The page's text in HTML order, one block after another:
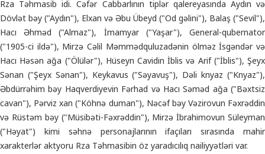
Rza Təhmasib idi. Cəfər Cabbarlının tiplər qalereyasında Aydın və
Dövlət bəy ("Aydın"), Elxan və Əbu Übeyd ("Od gəlini"), Balaş ("Sevil"),
Hacı Əhməd ("Almaz"), İmamyar ("Yaşar"), General-qubernator
("1905-ci ildə"), Mirzə Cəlil Məmmədquluzadənin ölməz İsgəndər və
Hacı Həsən ağa ("Ölülər"), Hüseyn Cavidin İblis və Arif ("İblis"), Şeyx
Sənan ("Şeyx Sənan"), Keykavus ("Səyavuş"), Dəli knyaz ("Knyaz"),
Əbdürrəhim bəy Haqverdiyevin Fərhad və Hacı Səməd ağa ("Bəxtsiz
cavan"), Pərviz xan ("Köhnə duman"), Nəcəf bəy Vəzirovun Fəxrəddin
və Rüstəm bəy ("Müsibəti-Fəxrəddin"), Mirzə İbrahimovun Süleyman
("Həyat") kimi səhnə personajlarının ifaçıları sırasında mahir
xarakterlər aktyoru Rza Təhmasibin öz yaradıcılıq nailiyyətləri var.